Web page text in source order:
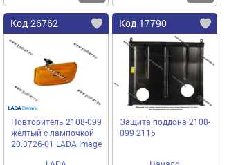
Код 26762
Повторитель 2108-099
желтый с лампочкой
20.3726-01 LADA Image
Код 17790
Защита поддона 2108-
099 2115